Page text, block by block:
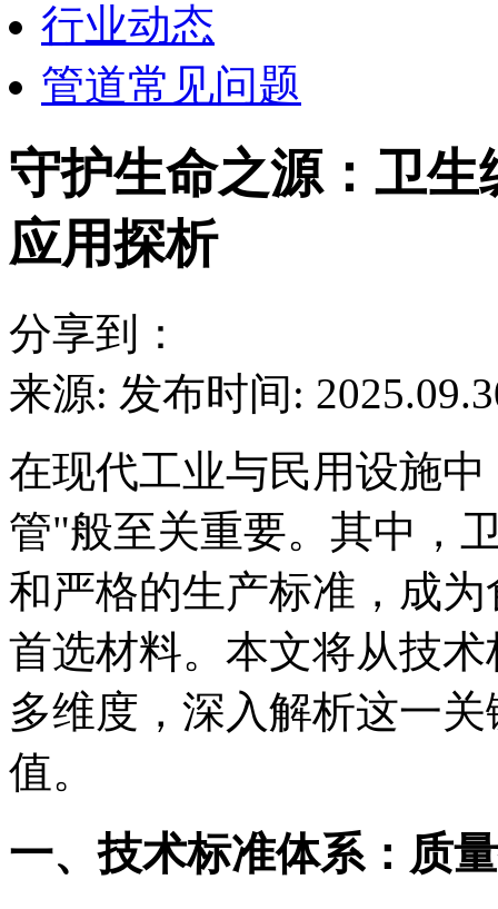
行业动态
管道常见问题
守护生命之源：卫
应用探析
分享到：
来源: 发布时间:
在现代工业与民用设施
管"般至关重要。其中，
和严格的生产标准，成
首选材料。本文将从技
多维度，深入解析这一
值。
一、技术标准体系：质